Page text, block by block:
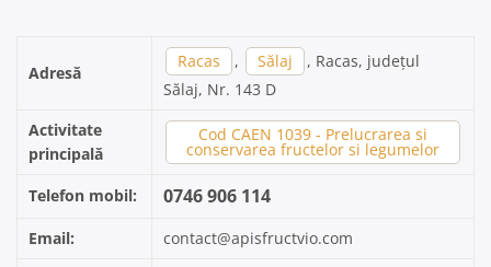
Adresă
Racas , Sălaj
, Racas, județul
Sălaj, Nr. 143 D
Activitate
principală
Cod CAEN 1039 - Prelucrarea si
conservarea fructelor si legumelor
Telefon mobil: 0746 906 114
Email:
contact@apisfructvio.com